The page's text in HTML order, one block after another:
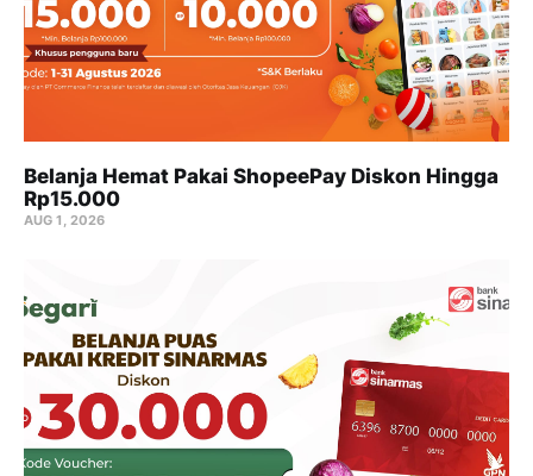
Belanja Hemat Pakai ShopeePay Diskon Hingga
Rp15.000
AUG 1, 2026